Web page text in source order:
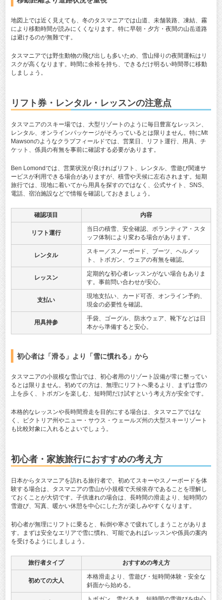
地図上では近く見えても、冬のタスマニアでは山道、未舗装路、凍結、霧
により移動時間が読みにくくなります。特に早朝・夕方・夜間の山岳道路
は避けるのが無難です。
タスマニアでは野生動物の飛び出しも多いため、雪山帰りの夜間運転はリ
スクが高くなります。時間に余裕を持ち、できるだけ明るい時間帯に移動
しましょう。
リフト券・レンタル・レッスンの注意点
タスマニアのスキー場では、大型リゾートのように毎日豊富なレッスン、
レンタル、オンラインパッケージがそろっているとは限りません。特にMt
Mawsonのようなクラブフィールドでは、営業日、リフト運行、用具、チ
ケット、係員の有無を事前に確認する必要があります。
Ben Lomondでは、営業状況が良ければリフト、レンタル、雪遊び関連サ
ービスが利用できる場合がありますが、積雪や天候に左右されます。短期
旅行では、現地に着いてから用具を探すのではなく、公式サイト、SNS、
電話、宿泊施設などで情報を確認しておきましょう。
確認項目 内容
リフト運行
当日の積雪、安全確認、ボランティア・スタ
ッフ体制により変わる場合があります。
レンタル
スキー／スノーボード、ブーツ、ヘルメッ
ト、トボガン、ウェアの有無を確認。
レッスン
定期的な初心者レッスンがない場合もありま
す。事前問い合わせが安心。
支払い
現地支払い、カード可否、オンライン予約、
現金の必要性を確認。
用具持参
手袋、ゴーグル、防水ウェア、靴下などは日
本から準備すると安心。
初心者は「滑る」より「雪に慣れる」から
タスマニアの小規模な雪山では、初心者用のリゾート設備が常に整ってい
るとは限りません。初めての方は、無理にリフトへ乗るより、まずは雪の
上を歩く、トボガンを楽しむ、短時間だけ試すという考え方が安全です。
本格的なレッスンや長時間滑走を目的にする場合は、タスマニアではな
く、ビクトリア州やニュー・サウス・ウェールズ州の大型スキーリゾート
も比較対象に入れるとよいでしょう。
初心者・家族旅行におすすめの考え方
日本からタスマニアを訪れる旅行者で、初めてスキーやスノーボードを体
験する場合は、タスマニアの雪山が小規模で天候依存であることを理解し
ておくことが大切です。子供連れの場合は、長時間の滑走より、短時間の
雪遊び、写真、暖かい休憩を中心にした方が楽しみやすくなります。
初心者が無理にリフトに乗ると、転倒や寒さで疲れてしまうことがありま
す。まずは安全なエリアで雪に慣れ、可能であればレッスンや係員の案内
を受けるようにしましょう。
旅行者タイプ おすすめの考え方
初めての大人
本格滑走より、雪遊び・短時間体験・安全な
斜面から始める。